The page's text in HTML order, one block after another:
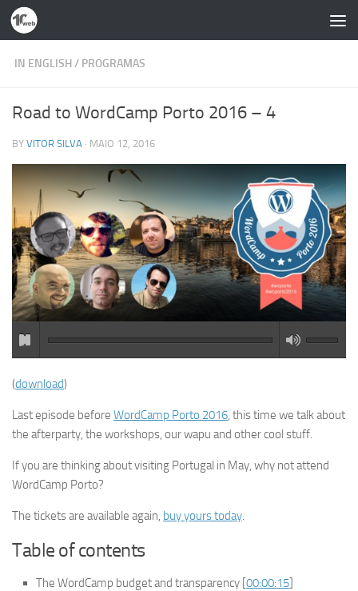
Skip to content
IN ENGLISH/ PROGRAMAS
Road to WordCamp Porto 2016 – 4
BY VITOR SILVA · MAIO 12, 2016
(download)
Last episode before WordCamp Porto 2016, this time we talk about
the afterparty, the workshops, our wapu and other cool stuff.
If you are thinking about visiting Portugal in May, why not attend
WordCamp Porto?
The tickets are available again, buy yours today.
Table of contents
The WordCamp budget and transparency [00:00:15]